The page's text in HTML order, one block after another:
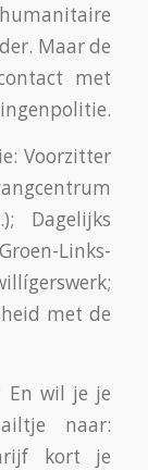
Maar de
met
Voorzitter
Dagelijks
Links-
met de
En wil je je
naar:
kort je